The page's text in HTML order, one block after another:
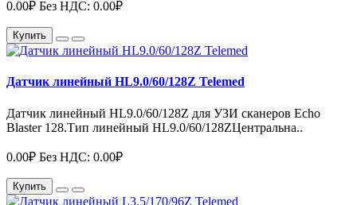
0.00₽ Без НДС: 0.00₽
Купить
Датчик линейный HL9.0/60/128Z Telemed
Датчик линейный HL9.0/60/128Z для УЗИ сканеров Echo
Blaster 128.Тип линейный HL9.0/60/128ZЦентральна..
0.00₽ Без НДС: 0.00₽
Купить